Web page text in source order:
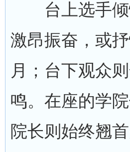
台上选手倾
激昂振奋，或
月；台下观众
鸣。在座的学
院长则始终翘